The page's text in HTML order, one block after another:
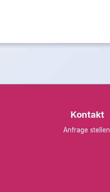
Kontakt
Anfrage stellen